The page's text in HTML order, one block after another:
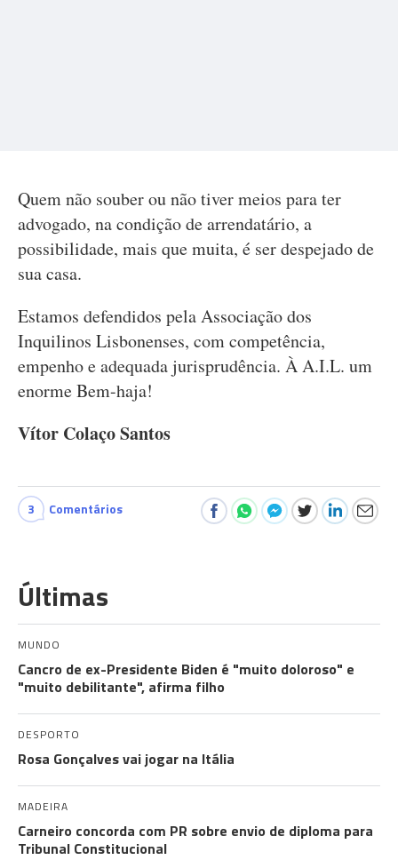
Quem não souber ou não tiver meios para ter
advogado, na condição de arrendatário, a
possibilidade, mais que muita, é ser despejado de
sua casa.
Estamos defendidos pela Associação dos
Inquilinos Lisbonenses, com competência,
empenho e adequada jurisprudência. À A.I.L. um
enorme Bem-haja!
Vítor Colaço Santos
3 Comentários
Últimas
MUNDO
Cancro de ex-Presidente Biden é "muito doloroso" e
"muito debilitante", afirma filho
DESPORTO
Rosa Gonçalves vai jogar na Itália
MADEIRA
Carneiro concorda com PR sobre envio de diploma para
Tribunal Constitucional